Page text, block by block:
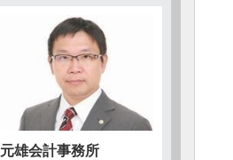
元雄会計事務所